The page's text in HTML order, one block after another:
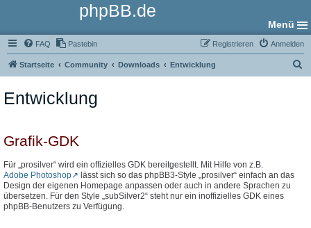
phpBB.de
Menü
FAQ Pastebin Anmelden
Registrieren
Startseite Community Downloads Entwicklung
Entwicklung
Grafik-GDK
Für „prosilver“ wird ein offizielles GDK bereitgestellt. Mit Hilfe von z.B.
Adobe Photoshop
lässt sich so das phpBB3-Style „prosilver“ einfach an das
Design der eigenen Homepage anpassen oder auch in andere Sprachen zu
übersetzen. Für den Style „subSilver2“ steht nur ein inoffizielles GDK eines
phpBB-Benutzers zu Verfügung.